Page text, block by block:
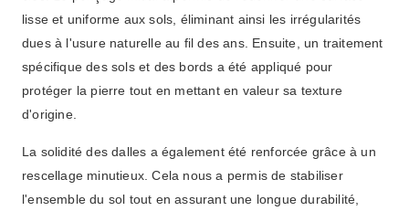
lisse et uniforme aux sols, éliminant ainsi les irrégularités
dues à l'usure naturelle au fil des ans. Ensuite, un traitement
spécifique des sols et des bords a été appliqué pour
protéger la pierre tout en mettant en valeur sa texture
d'origine.
La solidité des dalles a également été renforcée grâce à un
rescellage minutieux. Cela nous a permis de stabiliser
l'ensemble du sol tout en assurant une longue durabilité,